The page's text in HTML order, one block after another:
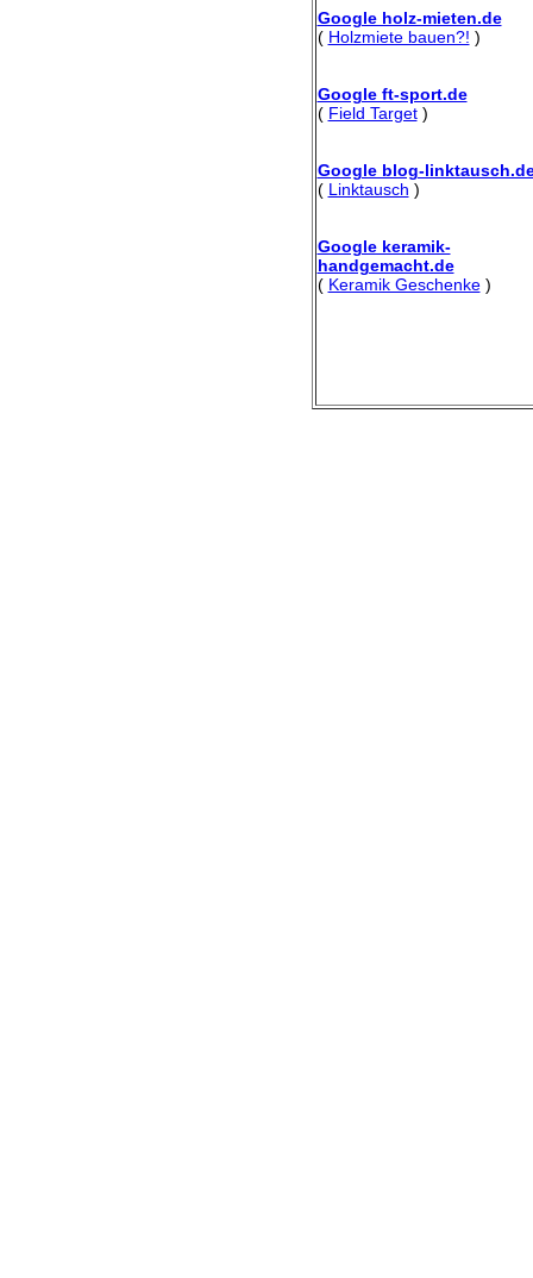
Google holz-mieten.de
( Holzmiete bauen?! )
Google ft-sport.de
( Field Target)
Google blog-
( Linktausch )
Google keramik-
handgemacht.de
( Keramik Geschenke)